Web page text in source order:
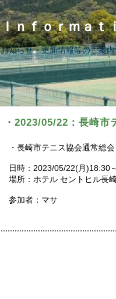
Ｉｎｆｏｒｍａｔ
お知らせ・更新情報等のご案
・2023/05/22：長崎市
・長崎市テニス協会通常総会
日時：2023/05/22(月)18:30～
場所：ホテル セントヒル長
参加者：マサ